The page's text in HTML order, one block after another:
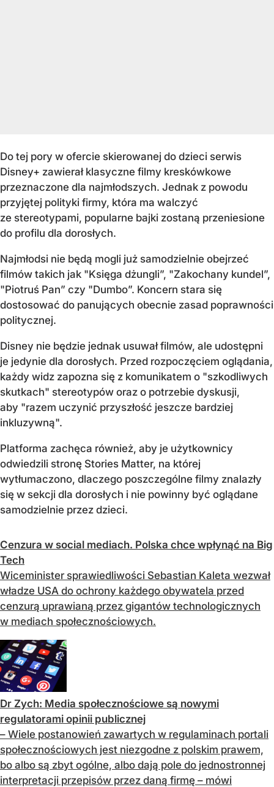
Do tej pory w ofercie skierowanej do dzieci serwis
Disney+ zawierał klasyczne filmy kreskówkowe
przeznaczone dla najmłodszych. Jednak z powodu
przyjętej polityki firmy, która ma walczyć
ze stereotypami, popularne bajki zostaną przeniesione
do profilu dla dorosłych.
Najmłodsi nie będą mogli już samodzielnie obejrzeć
filmów takich jak "Księga dżungli”, "Zakochany kundel”,
"Piotruś Pan” czy "Dumbo”. Koncern stara się
dostosować do panujących obecnie zasad poprawności
politycznej.
Disney nie będzie jednak usuwał filmów, ale udostępni
je jedynie dla dorosłych. Przed rozpoczęciem oglądania,
każdy widz zapozna się z komunikatem o "szkodliwych
skutkach" stereotypów oraz o potrzebie dyskusji,
aby "razem uczynić przyszłość jeszcze bardziej
inkluzywną".
Platforma zachęca również, aby je użytkownicy
odwiedzili stronę Stories Matter, na której
wytłumaczono, dlaczego poszczególne filmy znalazły
się w sekcji dla dorosłych i nie powinny być oglądane
samodzielnie przez dzieci.
Cenzura w social mediach. Polska chce wpłynąć na Big
Tech
Wiceminister sprawiedliwości Sebastian Kaleta wezwał
władze USA do ochrony każdego obywatela przed
cenzurą uprawianą przez gigantów technologicznych
w mediach społecznościowych.
Dr Zych: Media społecznościowe są nowymi
regulatorami opinii publicznej
– Wiele postanowień zawartych w regulaminach portali
społecznościowych jest niezgodne z polskim prawem,
bo albo są zbyt ogólne, albo dają pole do jednostronnej
interpretacji przepisów przez daną firmę – mówi